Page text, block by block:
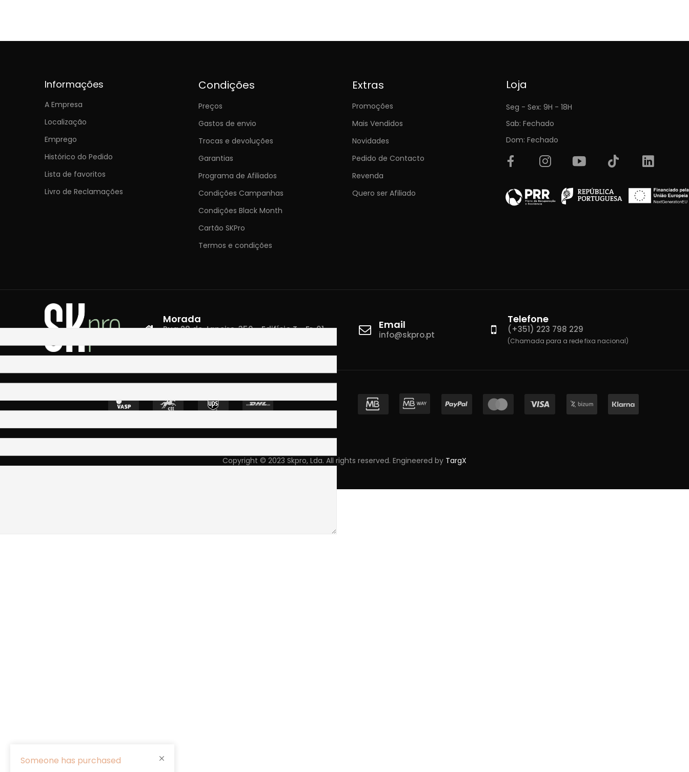
Informações
A Empresa
Localização
Emprego
Histórico do Pedido
Lista de favoritos
Livro de Reclamações
Condições
Preços
Gastos de envio
Trocas e devoluções
Garantias
Programa de Afiliados
Condições Campanhas
Condições Black Month
Cartão SKPro
Termos e condições
Extras
Promoções
Mais Vendidos
Novidades
Pedido de Contacto
Revenda
Quero ser Afiliado
Loja
Seg - Sex: 9H - 18H
Sab: Fechado
Dom: Fechado
Morada
Rua 28 de Janeiro, 350 - Edifício T - Fr. 01
Email
info@skpro.pt
Telefone
(+351) 223 798 229
(Chamada para a rede fixa nacional)
Copyright © 2023 Skpro, Lda. All rights reserved. Engineered by TargX
Someone has purchased